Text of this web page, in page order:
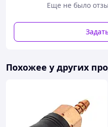
Еще не было
Похожее у других